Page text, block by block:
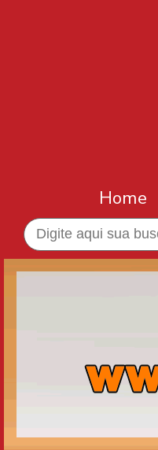
Home